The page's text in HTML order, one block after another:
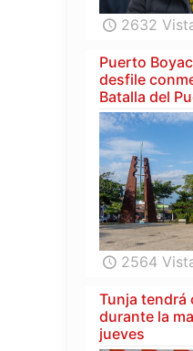
2632
Puerto
desfile
Batalla del
2564
Tunja tendrá
durante la
jueves